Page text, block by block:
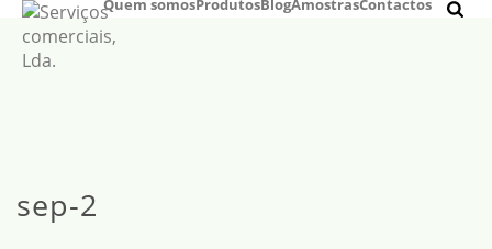
Quem somosProdutosBlogAmostrasContactos
sep-2